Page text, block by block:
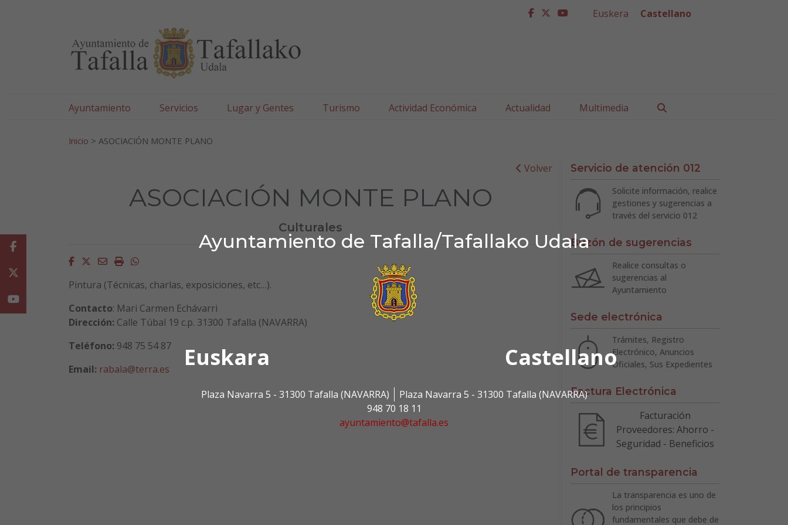
Ayuntamiento de Tafalla/Tafallako Udala
Euskara Castellano
Plaza Navarra 5 - 31300 Tafalla (NAVARRA)
Plaza Navarra 5 - 31300 Tafalla (NAVARRA)
948 70 18 11
ayuntamiento@tafalla.es
facebook
twitter
youtube
Euskera Castellano
Ayuntamiento Servicios Lugar y Gentes Turismo Actividad Económica Actualidad Multimedia
Inicio > ASOCIACIÓN MONTE PLANO
Volver
ASOCIACIÓN MONTE PLANO
Culturales
Facebook
Twitter
EmailImprimirWhatsapp
Pintura (Técnicas, charlas, exposiciones, etc…).
Contacto: Mari Carmen Echávarri
Dirección: Calle Túbal 19 c.p. 31300 Tafalla (NAVARRA)
Teléfono: 948 75 54 87
Email: rabala@terra.es
Servicio de atención 012
Solicite información, realice
gestiones y sugerencias a
través del servicio 012
Buzón de sugerencias
Realice consultas o
sugerencias al
Ayuntamiento
Sede electrónica
Trámites, Registro
Electrónico, Anuncios
Oficiales, Sus Expedientes
Factura Electrónica
Facturación
Proveedores: Ahorro -
Seguridad - Beneficios
Portal de transparencia
La transparencia es uno de
los principios
fundamentales que debe de
Facebook
Youtube